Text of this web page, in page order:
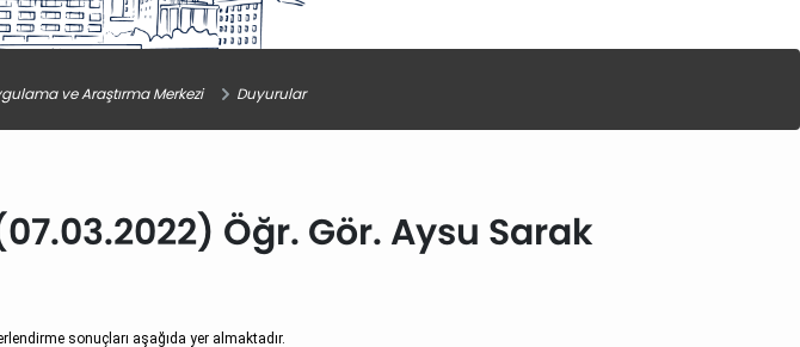
ve Araştırma Merkezi Duyurular
Öğr. Gör. Aysu Sarak
sonuçları aşağıda yer almaktadır.